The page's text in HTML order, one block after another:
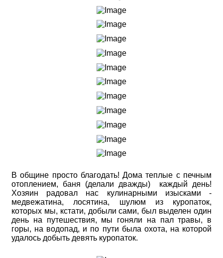
В общине просто благодать! Дома теплые с печным
отоплением, баня (делали дважды) каждый день!
Хозяин радовал нас кулинарными изысками -
медвежатина, лосятина, шулюм из куропаток,
которых мы, кстати, добыли сами, был выделен один
день на путешествия, мы гоняли на пал травы, в
горы, на водопад, и по пути была охота, на которой
удалось добыть девять куропаток.